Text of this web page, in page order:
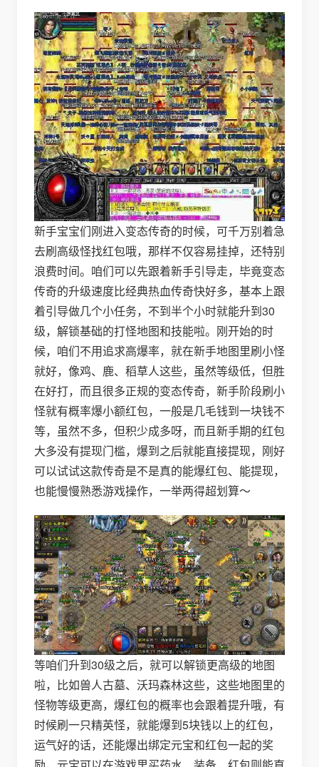
新手宝宝们刚进入变态传奇的时候，可千万别着急
去刷高级怪找红包哦，那样不仅容易挂掉，还特别
浪费时间。咱们可以先跟着新手引导走，毕竟变态
传奇的升级速度比经典热血传奇快好多，基本上跟
着引导做几个小任务，不到半个小时就能升到30
级，解锁基础的打怪地图和技能啦。刚开始的时
候，咱们不用追求高爆率，就在新手地图里刷小怪
就好，像鸡、鹿、稻草人这些，虽然等级低，但胜
在好打，而且很多正规的变态传奇，新手阶段刷小
怪就有概率爆小额红包，一般是几毛钱到一块钱不
等，虽然不多，但积少成多呀，而且新手期的红包
大多没有提现门槛，爆到之后就能直接提现，刚好
可以试试这款传奇是不是真的能爆红包、能提现，
也能慢慢熟悉游戏操作，一举两得超划算～
等咱们升到30级之后，就可以解锁更高级的地图
啦，比如兽人古墓、沃玛森林这些，这些地图里的
怪物等级更高，爆红包的概率也会跟着提升哦，有
时候刷一只精英怪，就能爆到5块钱以上的红包，
运气好的话，还能爆出绑定元宝和红包一起的奖